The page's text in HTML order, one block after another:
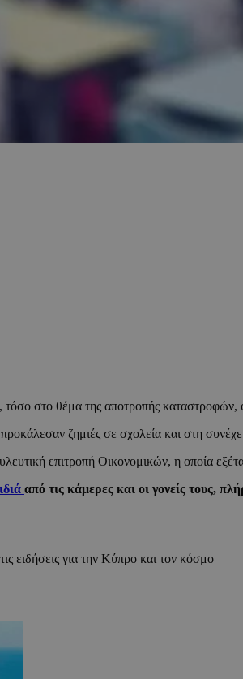
τόσο στο θέμα της αποτροπής
ζημιές σε σχολεία και στη
επιτροπή Οικονομικών, η οποία
από τις κάμερες και οι γονείς τους,
ειδήσεις για την Κύπρο και τον κόσμο